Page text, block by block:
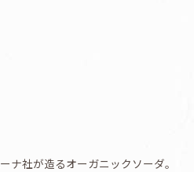
ナ社が造るオーガニックソーダ。